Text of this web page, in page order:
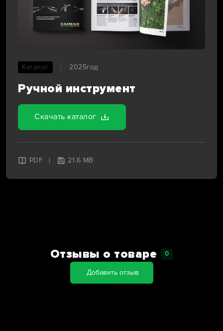
Каталог 2025год
Ручной инструмент
Скачать каталог
PDF | 21.6 MB
Отзывы о товаре 0
Добавить отзыв